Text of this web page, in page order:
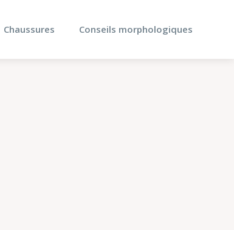
Chaussures Conseils morphologiques